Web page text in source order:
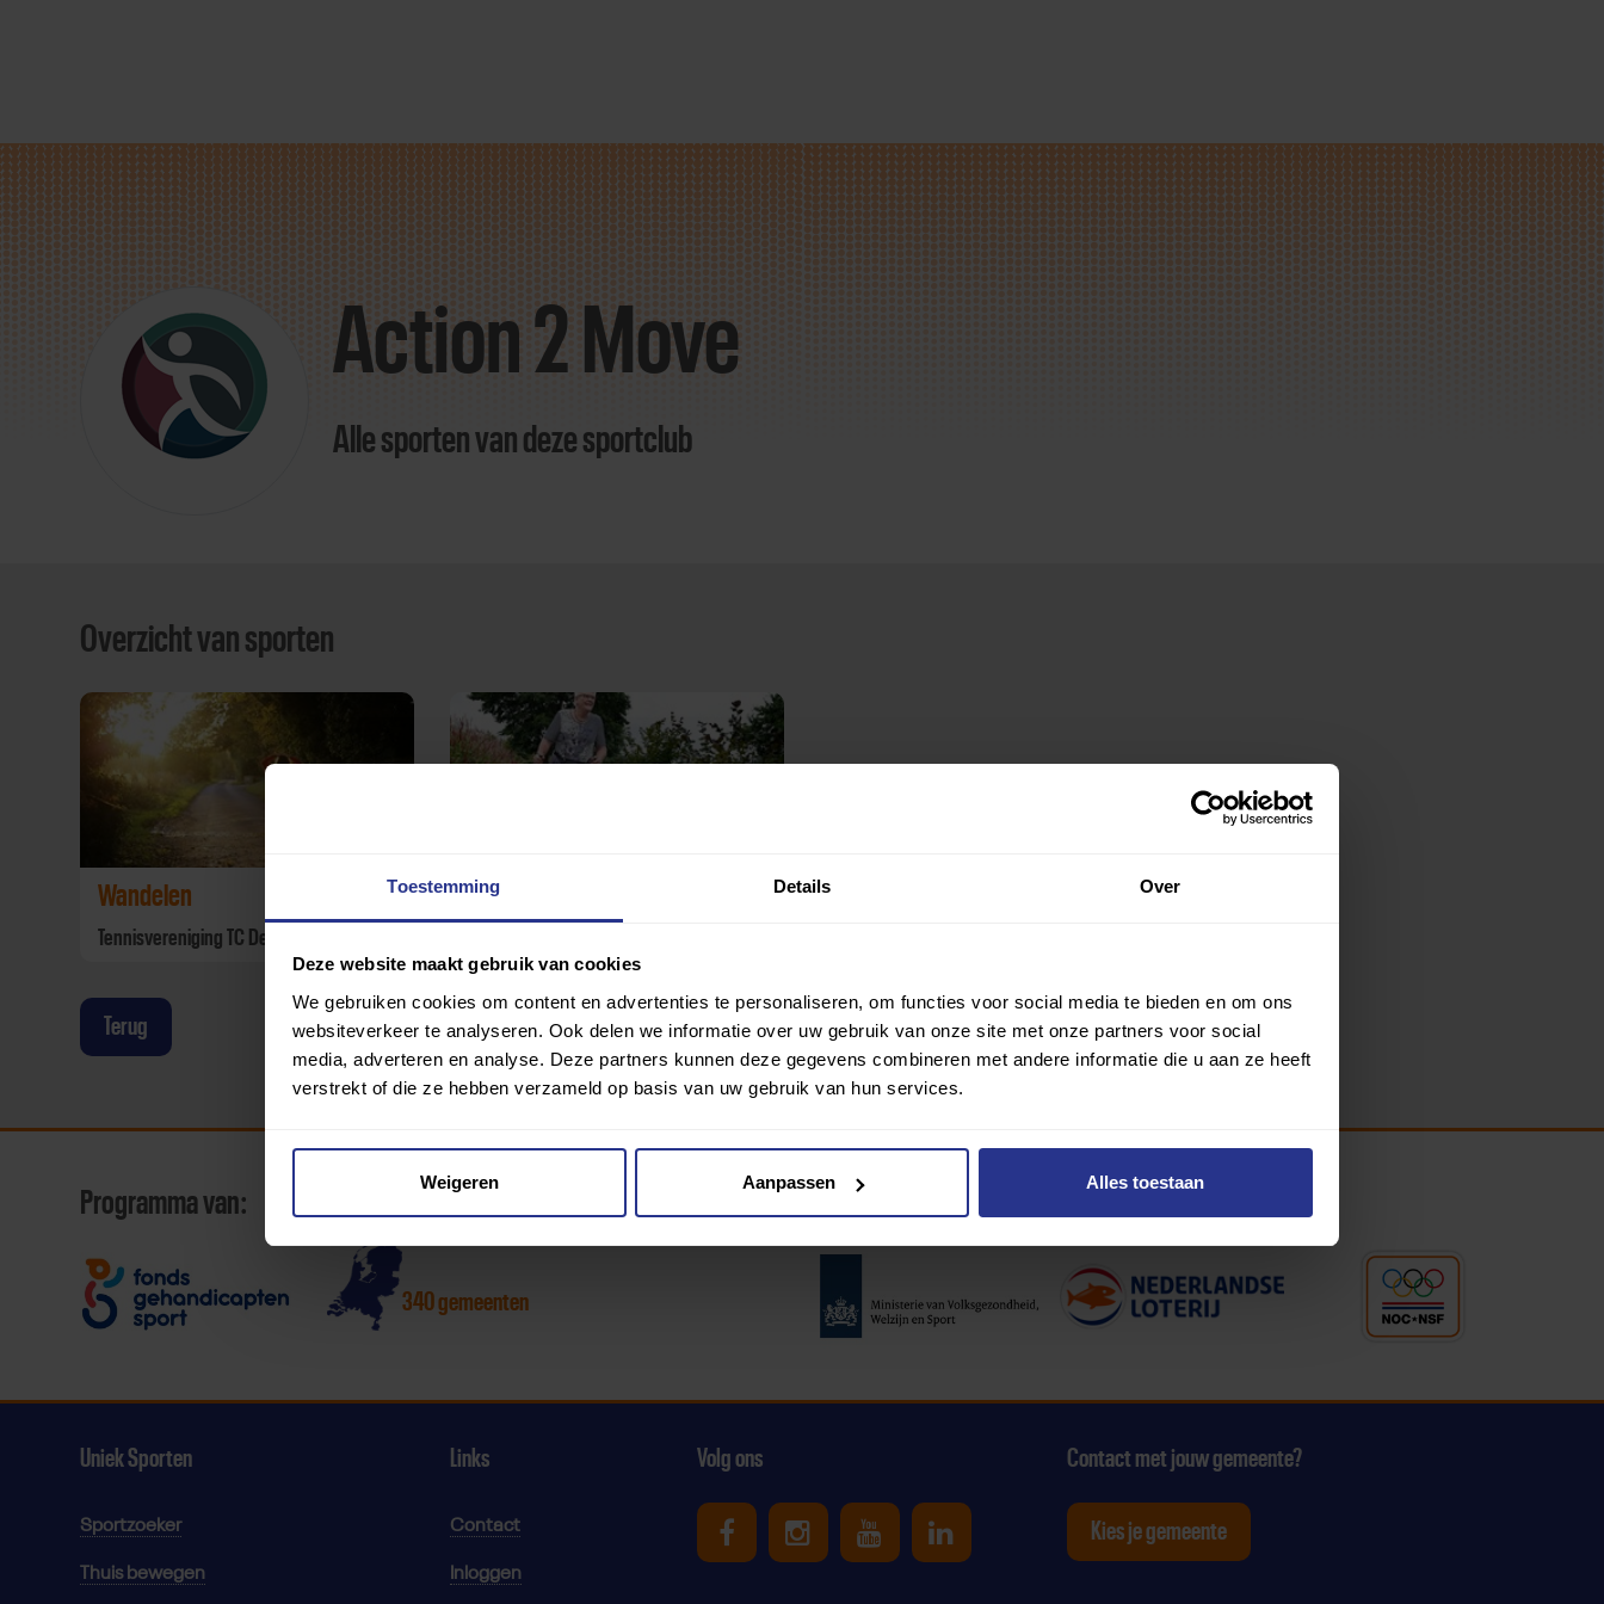
Toestemming Details Over
Deze website maakt gebruik van cookies
We gebruiken cookies om content en advertenties te personaliseren, om functies voor social media te bieden en om ons
websiteverkeer te analyseren. Ook delen we informatie over uw gebruik van onze site met onze partners voor social
media, adverteren en analyse. Deze partners kunnen deze gegevens combineren met andere informatie die u aan ze heeft
verstrekt of die ze hebben verzameld op basis van uw gebruik van hun services.
Weigeren Aanpassen Alles toestaan
Direct
door
Action 2 Move
Alle sporten van deze sportclub
Overzicht van sporten
Wandelen
Tennisvereniging TC De Linden
Nordic Walking
Terug
Programma van:
340 gemeenten
Partners:
Uniek Sporten
Sportzoeker
Thuis bewegen
Links
Contact
Inloggen
Volg ons
Uniek Sporten op Facebook
Uniek Sporten op Instagram
Uniek Sporten op Youtube
Uniek Sporten op Linkedin
Contact met jouw gemeente?
Kies je gemeente